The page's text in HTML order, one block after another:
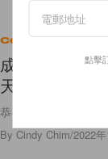
Celebrities
成為準媽媽：
天寶寶！
恭喜石原里美！
By Cindy Chim/2022
點擊